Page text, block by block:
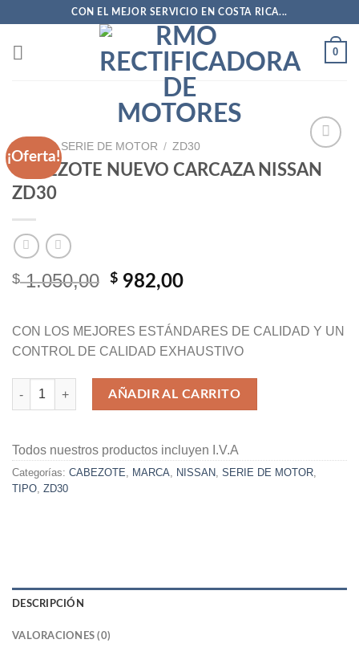
contenido
CON EL MEJOR SERVICIO EN COSTA RICA...
0
¡Oferta!
/ SERIE DE MOTOR / ZD30
CABEZOTE NUEVO CARCAZA NISSAN
ZD30
$1.050,00 El
original
era:
$ 1.050,00.
$ 982,00El
es:
$ 982,00.
CON LOS MEJORES ESTÁNDARES DE CALIDAD Y UN
CONTROL DE CALIDAD EXHAUSTIVO
CABEZOTE NUEVO CARCAZA NISSAN ZD30 cantidad
AÑADIR AL CARRITO
Todos nuestros productos incluyen I.V.A
Categorías: CABEZOTE, MARCA, NISSAN, SERIE DE MOTOR,
TIPO, ZD30
DESCRIPCIÓN
VALORACIONES (0)